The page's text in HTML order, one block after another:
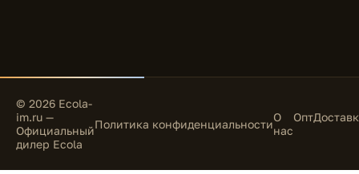
© 2026 Ecola-
im.ru —
Официальный
дилер Ecola
Политика конфиденциальностиО
нас
Опт